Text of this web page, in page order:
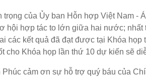
của Ủy ban Hỗn hợp Việt Nam -
hội hợp tác to lớn giữa hai nước; nhất
các kết quả đã đạt được tại Khóa họp
cho Khóa họp lần thứ 10 dự kiến sẽ
cảm ơn sự hỗ trợ quý báu của